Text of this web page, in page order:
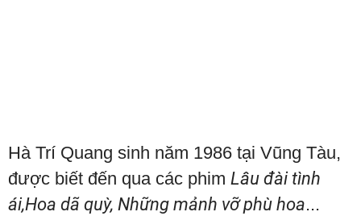
Hà Trí Quang sinh năm 1986 tại Vũng Tàu,
được biết đến qua các phim Lâu đài tình
ái,Hoa dã quỳ, Những mảnh vỡ phù hoa...